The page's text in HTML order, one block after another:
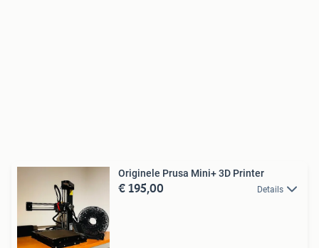
Originele Prusa Mini+ 3D Printer
€ 195,00 Details